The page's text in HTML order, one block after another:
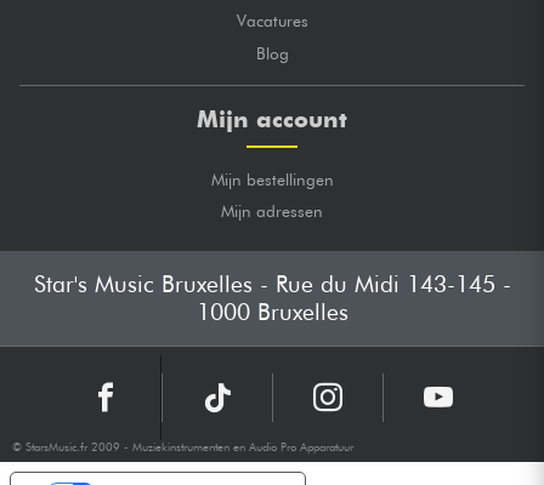
Vacatures
Blog
Mijn account
Mijn bestellingen
Mijn adressen
Star's Music Bruxelles - Rue du Midi 143-145 -
1000 Bruxelles
© StarsMusic.fr 2009 - Muziekinstrumenten en Audio Pro Apparatuur